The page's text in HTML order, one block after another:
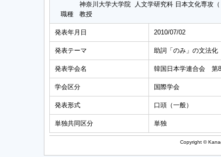
神奈川大学大学院 人文学研究科 日本文化専攻
職種
教授
発表年月日 2010/07/02
発表テーマ 助詞「のみ」の文法化
発表学会名 韓国日本学連合会 第
学会区分 国際学会
発表形式 口頭（一般）
単独共同区分 単独
Copyright ©